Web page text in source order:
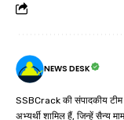
NEWS DESK
SSBCrack की संपादकीय
अभ्यर्थी शामिल हैं, जिन्हें सैन्य